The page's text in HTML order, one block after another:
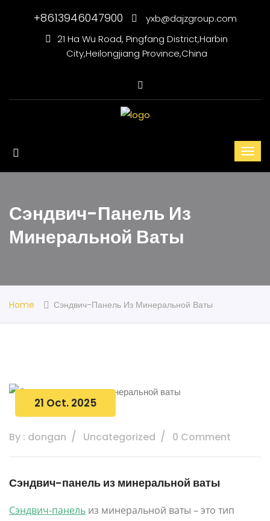
+8613946047900
yxb@dajzgroup.com
21 Ha Wu Road, Pingfang District,Harbin
City,Heilongjiang Province,China
Сэндвич-Панель Из
Минеральной Ваты
Home Сэндвич-Панель Из Минеральной Ваты
21 Oct. 2025
By : dongan Uncategorized 0 Comment
Сэндвич-панель из минеральной ваты
Сэндвич-панель из минеральной ваты – это тип